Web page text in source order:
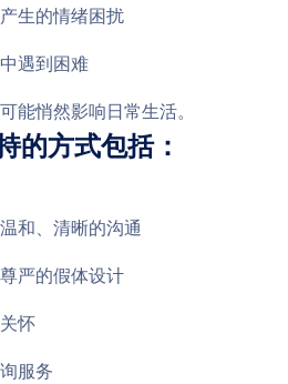
生的情绪困扰
遇到困难
能悄然影响日常生活。
的方式包括：
和、清晰的沟通
严的假体设计
怀
服务